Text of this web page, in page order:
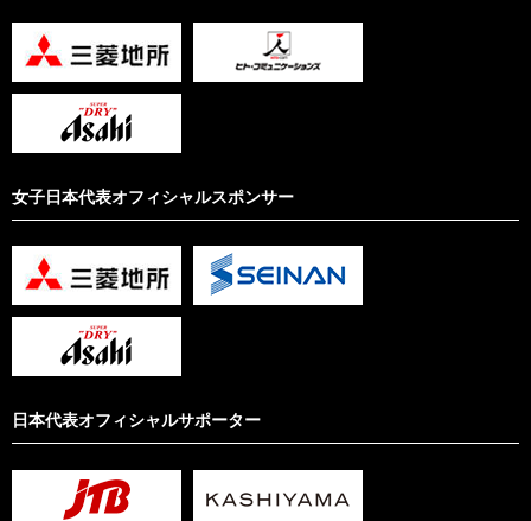
女子日本代表オフィシャルスポンサー
日本代表オフィシャルサポーター